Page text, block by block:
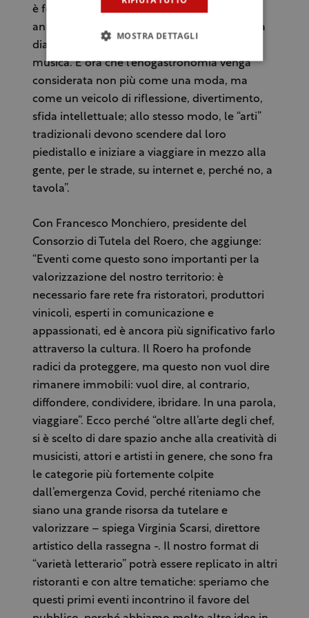
è fondamentale che la cucina, che in questi
anni è innegabilmente sotto i riflettori, inizi a
dialogare con la letteratura, il teatro, la
musica. È ora che l’enogastronomia venga
considerata non più come una moda, ma
come un veicolo di riflessione, divertimento,
sfida intellettuale; allo stesso modo, le “arti”
tradizionali devono scendere dal loro
piedistallo e iniziare a viaggiare in mezzo alla
gente, per le strade, su internet e, perché no, a
tavola”.
Con Francesco Monchiero, presidente del
Consorzio di Tutela del Roero, che aggiunge:
“Eventi come questo sono importanti per la
valorizzazione del nostro territorio: è
necessario fare rete fra ristoratori, produttori
vinicoli, esperti in comunicazione e
appassionati, ed è ancora più significativo farlo
attraverso la cultura. Il Roero ha profonde
radici da proteggere, ma questo non vuol dire
rimanere immobili: vuol dire, al contrario,
diffondere, condividere, ibridare. In una parola,
viaggiare”. Ecco perché “oltre all’arte degli chef,
si è scelto di dare spazio anche alla creatività di
musicisti, attori e artisti in genere, che sono fra
le categorie più fortemente colpite
dall’emergenza Covid, perché riteniamo che
siano una grande risorsa da tutelare e
valorizzare – spiega Virginia Scarsi, direttore
artistico della rassegna -. Il nostro format di
“varietà letterario” potrà essere replicato in altri
ristoranti e con altre tematiche: speriamo che
questi primi eventi incontrino il favore del
MOSTRA DETTAGLI